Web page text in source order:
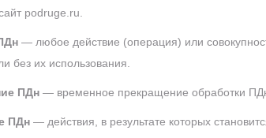
podruge.ru.
— любое действие (операция) или
без их использования.
ПДн — временное прекращение обработки
ПДн — действия, в результате которых